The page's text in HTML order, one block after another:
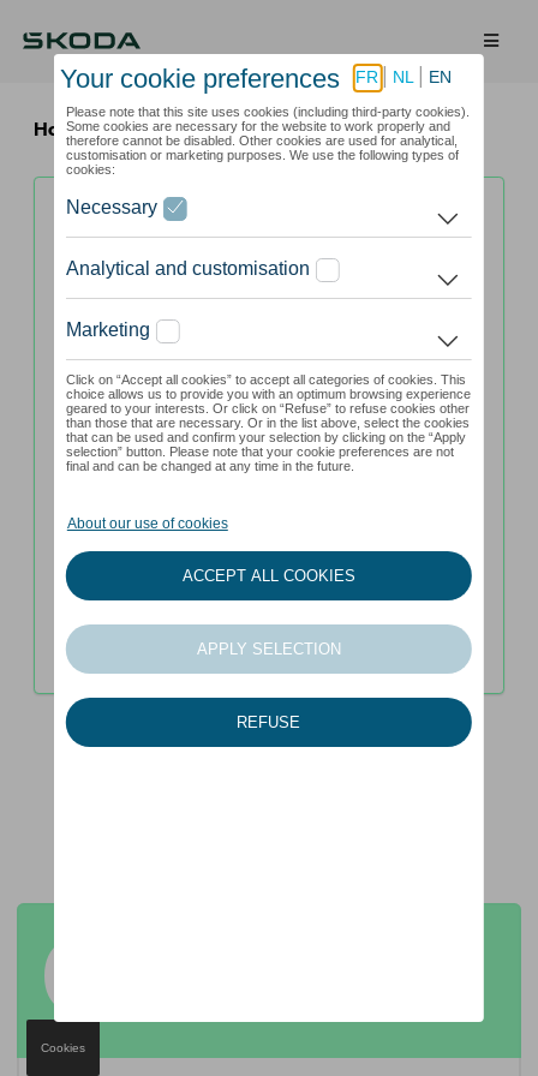
Home Škoda
Op zoek naar
zomerwielensets?
Model
Versie
0€
Cookies